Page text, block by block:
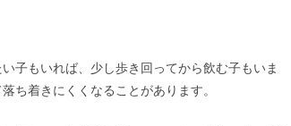
子もいれば、少し歩き回ってから飲む子もいま
ち着きにくくなることがあります。